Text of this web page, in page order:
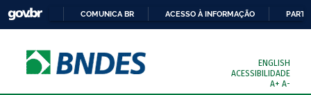
COMUNICA BR ACESSO À INFORMAÇÃO
ENGLISH
ACESSIBILIDADE
A+ A-